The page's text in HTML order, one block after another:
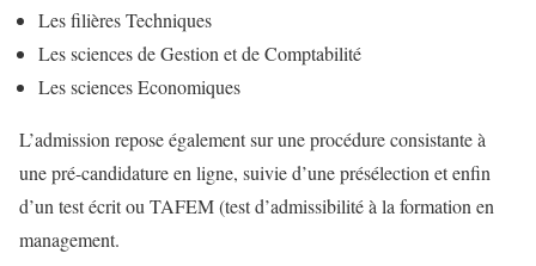
Les filières Techniques
Les sciences de Gestion et de Comptabilité
Les sciences Economiques
L’admission repose également sur une procédure consistante à
une pré-candidature en ligne, suivie d’une présélection et enfin
d’un test écrit ou TAFEM (test d’admissibilité à la formation en
management.